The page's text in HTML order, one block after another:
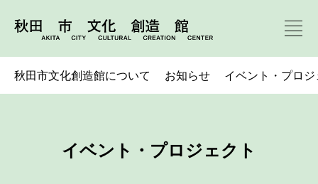
秋田市文化創造館について お知らせ イベント・プロ
イベント・プロジェクト